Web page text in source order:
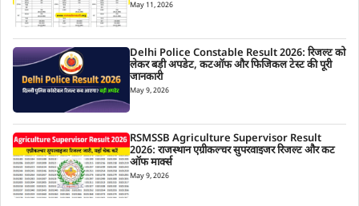
May 11, 2026
Delhi Police Constable Result 2026: रिजल्ट को
लेकर बड़ी अपडेट, कटऑफ और फिजिकल टेस्ट की पूरी
जानकारी
May 9, 2026
RSMSSB Agriculture Supervisor Result
2026: राजस्थान एग्रीकल्चर सुपरवाइजर रिजल्ट और कट
ऑफ मार्क्स
May 9, 2026